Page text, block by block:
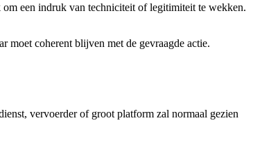
om een indruk van techniciteit of legitimiteit te wekken.
coherent blijven met de gevraagde actie.
vervoerder of groot platform zal normaal gezien